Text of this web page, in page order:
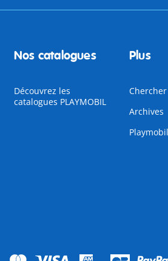
Nos catalogues
Découvrez les
catalogues PLAYMOBIL
Plus
Archives